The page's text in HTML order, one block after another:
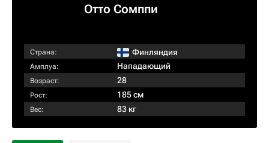
Отто Сомппи
Страна: Финляндия
Амплуа: Нападающий
Возраст: 28
Рост: 185 см
Вес: 83 кг